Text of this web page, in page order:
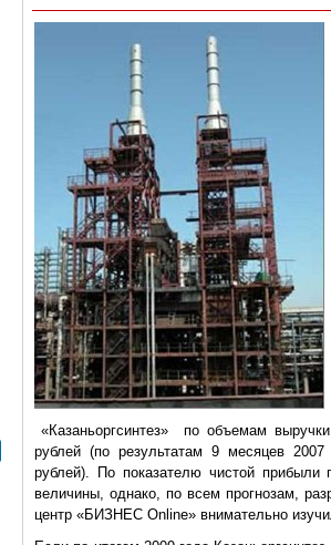
«Казаньоргсинтез»
по объемам
рублей (по результатам 9 месяцев
рублей). По показателю чистой прибыли
величины, однако, по всем прогнозам,
центр «БИЗНЕС Online» внимательно